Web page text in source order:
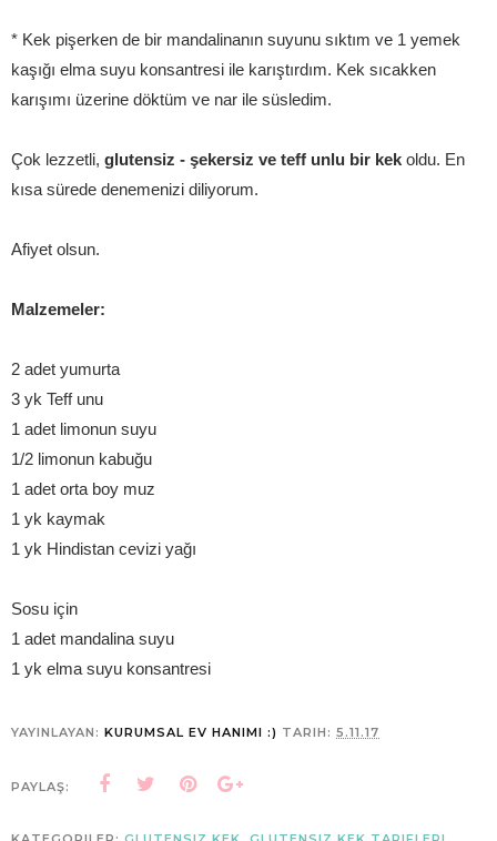
* Kek pişerken de bir mandalinanın suyunu sıktım ve 1 yemek
kaşığı elma suyu konsantresi ile karıştırdım. Kek sıcakken
karışımı üzerine döktüm ve nar ile süsledim.
Çok lezzetli, glutensiz - şekersiz ve teff unlu bir kek oldu. En
kısa sürede denemenizi diliyorum.
Afiyet olsun.
Malzemeler:
2 adet yumurta
3 yk Teff unu
1 adet limonun suyu
1/2 limonun kabuğu
1 adet orta boy muz
1 yk kaymak
1 yk Hindistan cevizi yağı
Sosu için
1 adet mandalina suyu
1 yk elma suyu konsantresi
YAYINLAYAN: KURUMSAL EV HANIMI :) TARIH: 5.11.17
PAYLAŞ: